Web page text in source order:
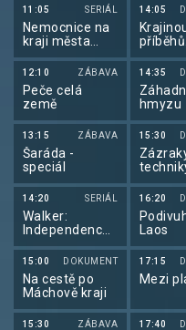
11:05 SERIÁL
Nemocnice na
kraji města
(13/20)
12:10 ZÁBAVA
Peče celá
země
13:15 ZÁBAVA
Šaráda -
speciál
14:20 SERIÁL
Walker:
Independence
(10/13)
15:00 DOKUMENT
Na cestě po
Máchově kraji
15:30 ZÁBAVA
14:05
příběhů
(5/10)
14:35
hmyzu
15:30
16:20
Laos
17:15
Mezi
17:40